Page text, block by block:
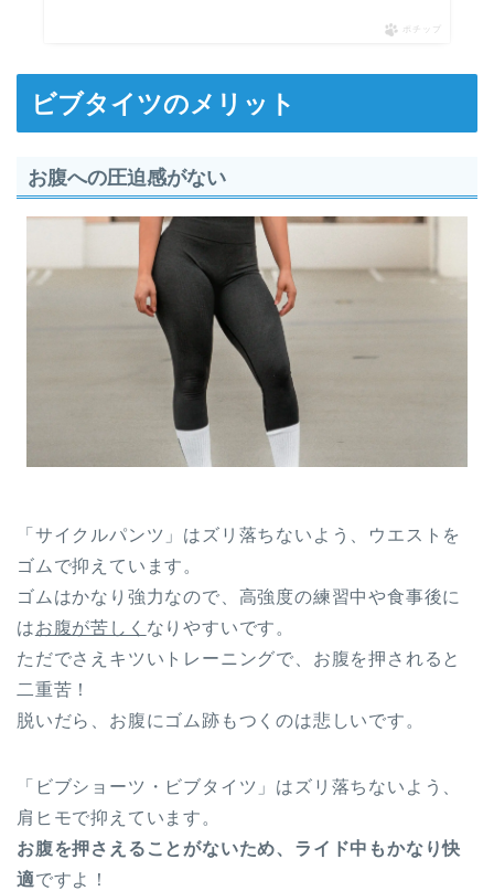
ポチップ
ビブタイツのメリット
お腹への圧迫感がない
「サイクルパンツ」はズリ落ちないよう、ウエストを
ゴムで抑えています。
ゴムはかなり強力なので、高強度の練習中や食事後に
はお腹が苦しく なりやすいです。
ただでさえキツいトレーニングで、お腹を押されると
二重苦！
脱いだら、お腹にゴム跡もつくのは悲しいです。
「ビブショーツ・ビブタイツ」はズリ落ちないよう、
肩ヒモで抑えています。
お腹を押さえることがないため、ライド中もかなり快
適ですよ！